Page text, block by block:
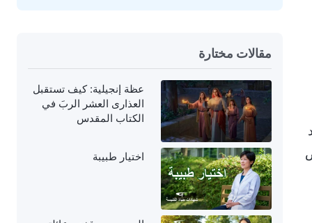
مقالات مختارة
عظة إنجيلية: كيف تستقبل
العذارى العشر الربَ في
الكتاب المقدس
اختيار طبيبة